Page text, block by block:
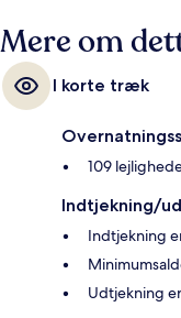
Mere om
I korte træk
109
Indtjekning/
Indtjekning
Udtjekning